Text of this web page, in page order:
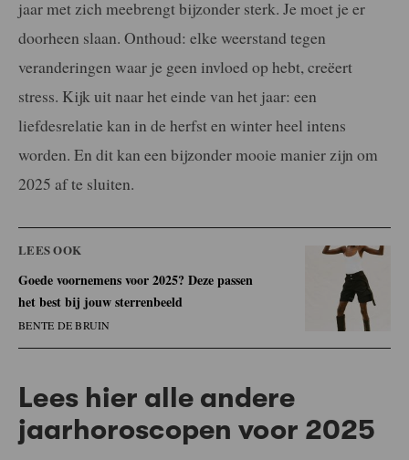
jaar met zich meebrengt bijzonder sterk. Je moet je er
doorheen slaan. Onthoud: elke weerstand tegen
veranderingen waar je geen invloed op hebt, creëert
stress. Kijk uit naar het einde van het jaar: een
liefdesrelatie kan in de herfst en winter heel intens
worden. En dit kan een bijzonder mooie manier zijn om
2025 af te sluiten.
LEES OOK
Goede voornemens voor 2025? Deze passen
het best bij jouw sterrenbeeld
BENTE DE BRUIN
Lees hier alle andere
jaarhoroscopen voor 2025